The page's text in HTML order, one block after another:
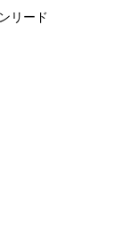
リード